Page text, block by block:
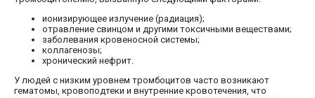
ионизирующее излучение (радиация);
отравление свинцом и другими токсичными веществами;
заболевания кровеносной системы;
коллагенозы;
хронический нефрит.
У людей с низким уровнем тромбоцитов часто возникают
гематомы, кровоподтеки и внутренние кровотечения, что